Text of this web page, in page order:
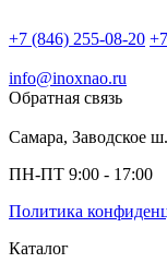
+7 (846) 255-08-20
info@inoxnao.ru
Обратная связь
Самара, Заводское ш.
ПН-ПТ 9:00 - 17:00
Политика
Каталог